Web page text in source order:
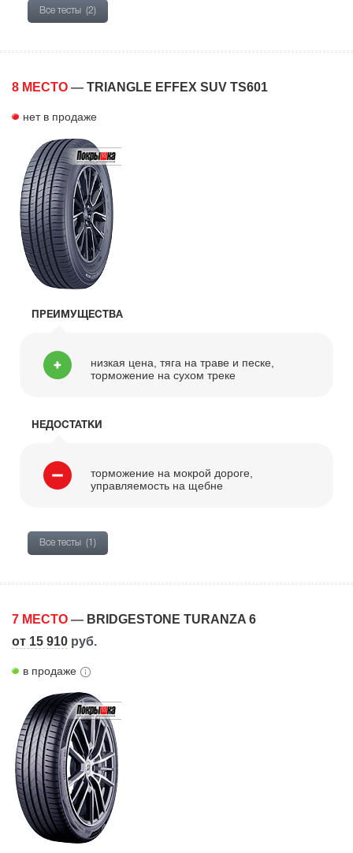
Все тесты (2)
8 МЕСТО — TRIANGLE EFFEX SUV TS601
нет в продаже
ПРЕИМУЩЕСТВА
низкая цена, тяга на траве и песке,
торможение на сухом треке
НЕДОСТАТКИ
торможение на мокрой дороге,
управляемость на щебне
Все тесты (1)
7 МЕСТО — BRIDGESTONE TURANZA 6
от 15 910 руб.
в продаже